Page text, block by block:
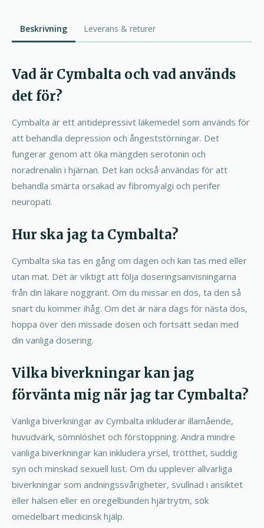
Beskrivning Leverans & returer
Vad är Cymbalta och vad används
det för?
Cymbalta är ett antidepressivt läkemedel som används för
att behandla depression och ångeststörningar. Det
fungerar genom att öka mängden serotonin och
noradrenalin i hjärnan. Det kan också användas för att
behandla smärta orsakad av fibromyalgi och perifer
neuropati.
Hur ska jag ta Cymbalta?
Cymbalta ska tas en gång om dagen och kan tas med eller
utan mat. Det är viktigt att följa doseringsanvisningarna
från din läkare noggrant. Om du missar en dos, ta den så
snart du kommer ihåg. Om det är nära dags för nästa dos,
hoppa över den missade dosen och fortsätt sedan med
din vanliga dosering.
Vilka biverkningar kan jag
förvänta mig när jag tar Cymbalta?
Vanliga biverkningar av Cymbalta inkluderar illamående,
huvudvärk, sömnlöshet och förstoppning. Andra mindre
vanliga biverkningar kan inkludera yrsel, trötthet, suddig
syn och minskad sexuell lust. Om du upplever allvarliga
biverkningar som andningssvårigheter, svullnad i ansiktet
eller halsen eller en oregelbunden hjärtrytm, sök
omedelbart medicinsk hjälp.